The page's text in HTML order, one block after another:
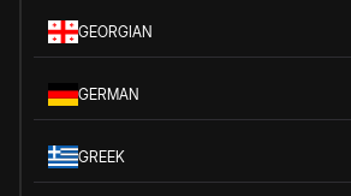
GEORGIAN
GERMAN
GREEK